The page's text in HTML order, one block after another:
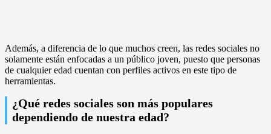
Además, a diferencia de lo que muchos creen, las redes sociales no
solamente están enfocadas a un público joven, puesto que personas
de cualquier edad cuentan con perfiles activos en este tipo de
herramientas.
¿Qué redes sociales son más populares
dependiendo de nuestra edad?